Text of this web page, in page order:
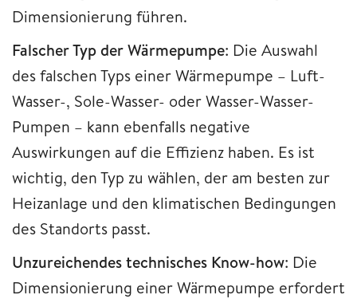
Dimensionierung führen.
Falscher Typ der Wärmepumpe: Die Auswahl
des falschen Typs einer Wärmepumpe – Luft-
Wasser-, Sole-Wasser- oder Wasser-Wasser-
Pumpen – kann ebenfalls negative
Auswirkungen auf die Effizienz haben. Es ist
wichtig, den Typ zu wählen, der am besten zur
Heizanlage und den klimatischen Bedingungen
des Standorts passt.
Unzureichendes technisches Know-how: Die
Dimensionierung einer Wärmepumpe erfordert